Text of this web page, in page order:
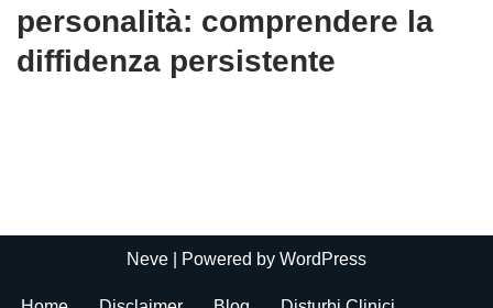
personalità: comprendere la
diffidenza persistente
Neve | Powered by WordPress